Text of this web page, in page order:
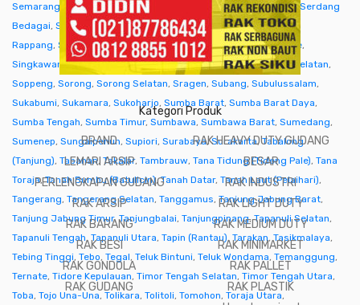
Semarang
Seram Bagian Barat Seram Bagian Timur,Serang,Serdang
Bedagai, Seruyan (Kuala Pembuang),Siak, Sibolga,Sidenreng
Rappang, Sidoarjo,Sigi,Sijunjung,Sikka,Simalungun,Simeulue,
Singkawang,Sinjai,Sintang,Situbondo,Sleman,Solok,Solok Selatan,
Soppeng, Sorong, Sorong Selatan, Sragen, Subang, Subulussalam,
Sukabumi, Sukamara, Sukoharjo, Sumba Barat, Sumba Barat Daya,
Sumba Tengah, Sumba Timur, Sumbawa, Sumbawa Barat, Sumedang,
Sumenep, Sungaipenuh, Supiori, Surabaya,Surakarta,Tabalong
(Tanjung), Tabanan, Takalar, Tambrauw, Tana Tidung (Tideng Pale), Tana
Toraja,Tanah Bumbu (Batulicin),Tanah Datar, Tanah Laut (Pelaihari),
Tangerang, Tangerang Selatan, Tanggamus, Tanjung Jabung Barat,
Tanjung Jabung Timur,Tanjungbalai, Tanjungpinang,Tapanuli Selatan,
Tapanuli Tengah, Tapanuli Utara, Tapin (Rantau), Tarakan,Tasikmalaya,
Tebing Tinggi, Tebo, Tegal, Teluk Bintuni, Teluk Wondama, Temanggung,
Ternate, Tidore Kepulauan, Timor Tengah Selatan, Timor Tengah Utara,
Toba, Tojo Una-Una, Tolikara, Tolitoli, Tomohon, Toraja Utara,
Kategori Produk
BRAND
LEMARI ARSIP
PERLENGKAPAN GUDANG
RAK ARSIP
RAK BARANG
RAK BESI
RAK GONDOLA
RAK GUDANG
RAK HEAVY DUTY GUDANG
BESAR
RAK INDUSTRI
RAK LIGHT DUTY
RAK MEDIUM DUTY
RAK MINIMARKET
RAK PALLET
RAK PLASTIK